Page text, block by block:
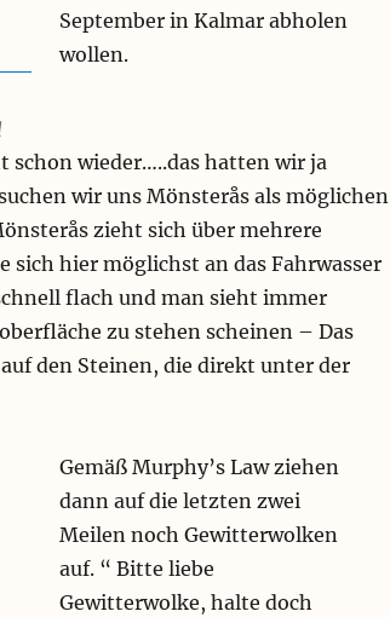
September in Kalmar abholen
wollen.
schon wieder…..das hatten wir ja
wir uns Mönsterås als möglichen
zieht sich über mehrere
sich hier möglichst an das Fahrwasser
flach und man sieht immer
zu stehen scheinen – Das
den Steinen, die direkt unter der
Gemäß Murphy’s Law ziehen
dann auf die letzten zwei
Meilen noch Gewitterwolken
auf. “ Bitte liebe
Gewitterwolke, halte doch